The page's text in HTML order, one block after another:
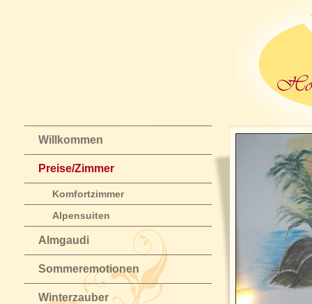
Willkommen
Preise/Zimmer
Komfortzimmer
Alpensuiten
Almgaudi
Sommeremotionen
Winterzauber